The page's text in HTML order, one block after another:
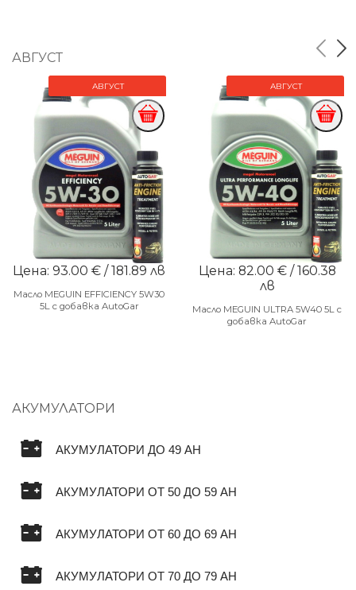
АВГУСТ
АВГУСТ
Цена: 93.00 € / 181.89 лв
Масло MEGUIN EFFICIENCY 5W30
5L с добавка AutoGar
АВГУСТ
Цена: 82.00 € / 160.38
лв
Масло MEGUIN ULTRA 5W40 5L с
добавка AutoGar
АКУМУЛАТОРИ
АКУМУЛАТОРИ ДО 49 AH
АКУМУЛАТОРИ ОТ 50 ДО 59 AH
АКУМУЛАТОРИ ОТ 60 ДО 69 AH
АКУМУЛАТОРИ ОТ 70 ДО 79 AH